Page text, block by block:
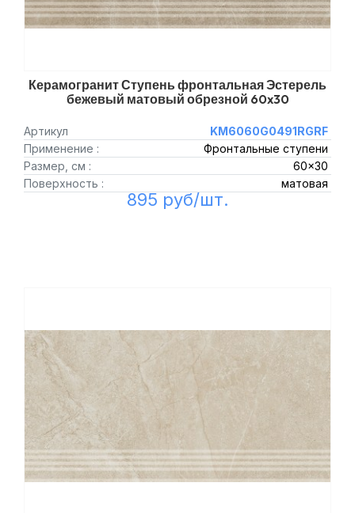
Керамогранит Ступень фронтальная Эстерель
бежевый матовый обрезной 60x30
Артикул
KM6060G0491RGRF
Применение :
Фронтальные ступени
Размер, см :
60x30
Поверхность :
матовая
895 руб/шт.